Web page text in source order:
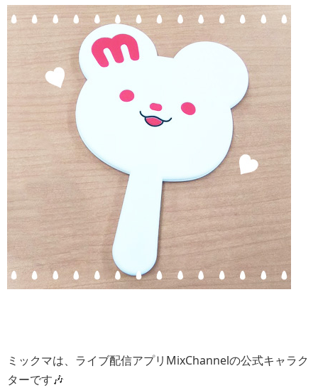
ミックマは、ライブ配信アプリMixChannelの公式キャラク
ターです🎶